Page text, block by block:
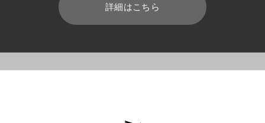
詳細はこちら